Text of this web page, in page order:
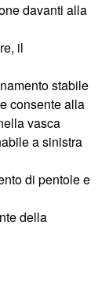
davanti alla
il
stabile
consente alla
vasca
a sinistra
di pentole e
della